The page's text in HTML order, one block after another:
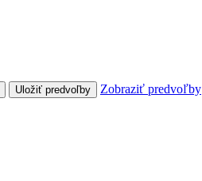
Uložiť predvoľby Zobraziť predvoľby